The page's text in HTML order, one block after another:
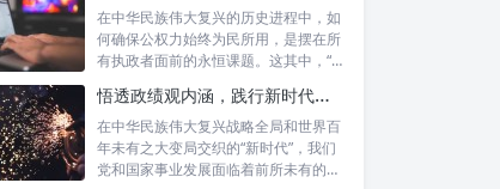
在中华民族伟大复兴的历史进程中，如
何确保公权力始终为民所用，是摆在所
有执政者面前的永恒课题。这其中，“坚
悟透政绩观内涵，践行新时代使命：书写高质量发展的时代答卷
在中华民族伟大复兴战略全局和世界百
年未有之大变局交织的“新时代”，我们
党和国家事业发展面临着前所未有的机